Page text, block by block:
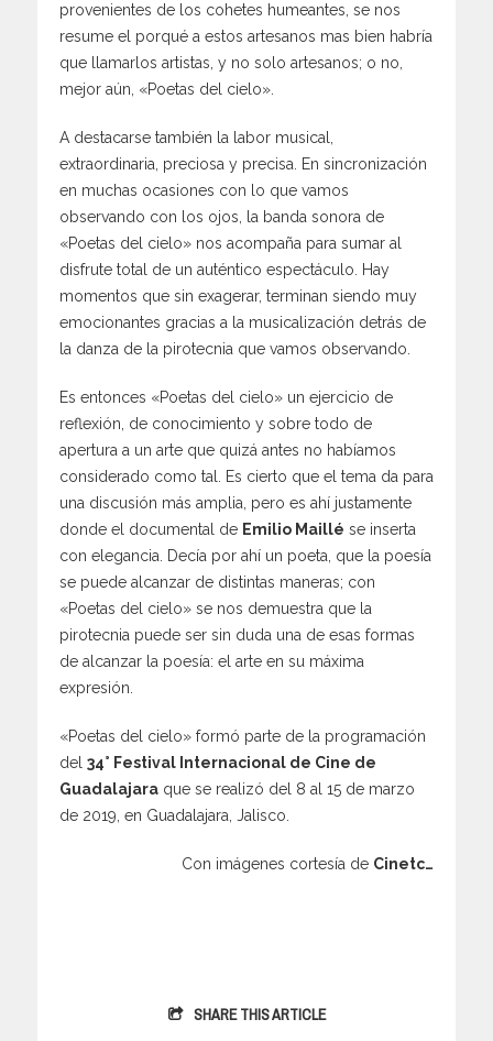
provenientes de los cohetes humeantes, se nos
resume el porqué a estos artesanos mas bien habría
que llamarlos artistas, y no solo artesanos; o no,
mejor aún, «Poetas del cielo».
A destacarse también la labor musical,
extraordinaria, preciosa y precisa. En sincronización
en muchas ocasiones con lo que vamos
observando con los ojos, la banda sonora de
«Poetas del cielo» nos acompaña para sumar al
disfrute total de un auténtico espectáculo. Hay
momentos que sin exagerar, terminan siendo muy
emocionantes gracias a la musicalización detrás de
la danza de la pirotecnia que vamos observando.
Es entonces «Poetas del cielo» un ejercicio de
reflexión, de conocimiento y sobre todo de
apertura a un arte que quizá antes no habíamos
considerado como tal. Es cierto que el tema da para
una discusión más amplia, pero es ahí justamente
donde el documental de Emilio Maillé se inserta
con elegancia. Decía por ahí un poeta, que la poesía
se puede alcanzar de distintas maneras; con
«Poetas del cielo» se nos demuestra que la
pirotecnia puede ser sin duda una de esas formas
de alcanzar la poesía: el arte en su máxima
expresión.
«Poetas del cielo» formó parte de la programación
del 34° Festival Internacional de Cine de
Guadalajara que se realizó del 8 al 15 de marzo
de 2019, en Guadalajara, Jalisco.
Con imágenes cortesía de Cinetc…
SHARE THIS ARTICLE